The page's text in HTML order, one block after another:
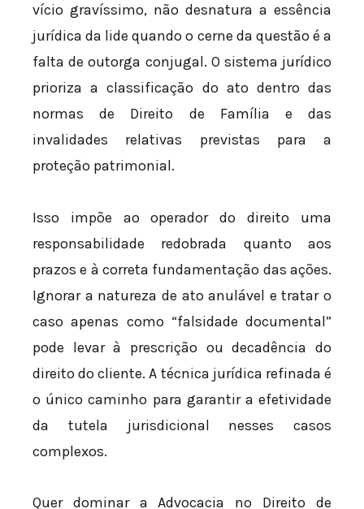
vício gravíssimo, não desnatura a essência
jurídica da lide quando o cerne da questão é a
falta de outorga conjugal. O sistema jurídico
prioriza a classificação do ato dentro das
normas de Direito de Família e das
invalidades relativas previstas para a
proteção patrimonial.
Isso impõe ao operador do direito uma
responsabilidade redobrada quanto aos
prazos e à correta fundamentação das ações.
Ignorar a natureza de ato anulável e tratar o
caso apenas como “falsidade documental”
pode levar à prescrição ou decadência do
direito do cliente. A técnica jurídica refinada é
o único caminho para garantir a efetividade
da tutela jurisdicional nesses casos
complexos.
Quer dominar a Advocacia no Direito de